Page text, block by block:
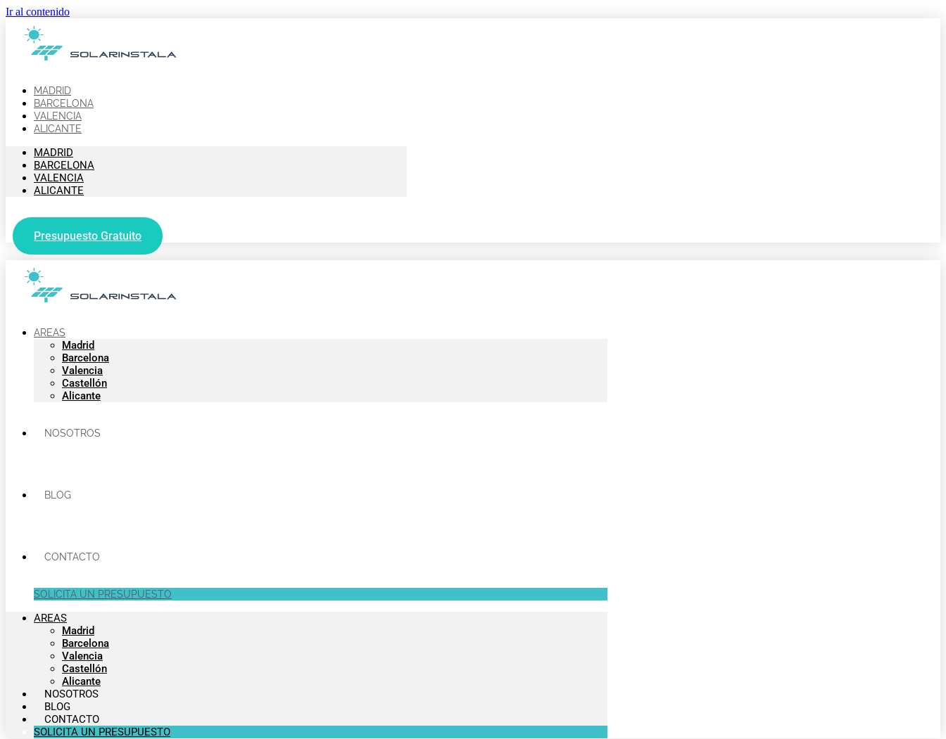
Ir al contenido
MADRID
BARCELONA
VALENCIA
ALICANTE
MADRID
BARCELONA
VALENCIA
ALICANTE
Presupuesto Gratuito
AREAS
Madrid
Barcelona
Valencia
Castellón
Alicante
NOSOTROS
BLOG
CONTACTO
SOLICITA UN PRESUPUESTO
AREAS
Madrid
Barcelona
Valencia
Castellón
Alicante
NOSOTROS
BLOG
CONTACTO
SOLICITA UN PRESUPUESTO